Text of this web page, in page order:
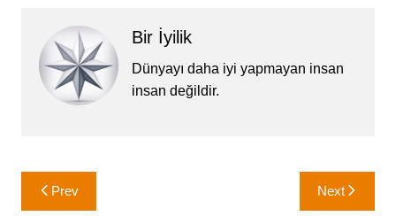
Bir İyilik
Dünyayı daha iyi yapmayan insan
insan değildir.
YazıPrev Next